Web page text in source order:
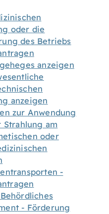
oder die
des Betriebs
anzeigen
anzeigen
zur Anwendung
am
oder
-
- Förderung